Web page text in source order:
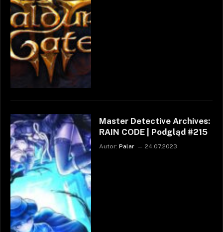
Master Detective Archives:
RAIN CODE | Podgląd #215
Autor: Palar 24.07.2023